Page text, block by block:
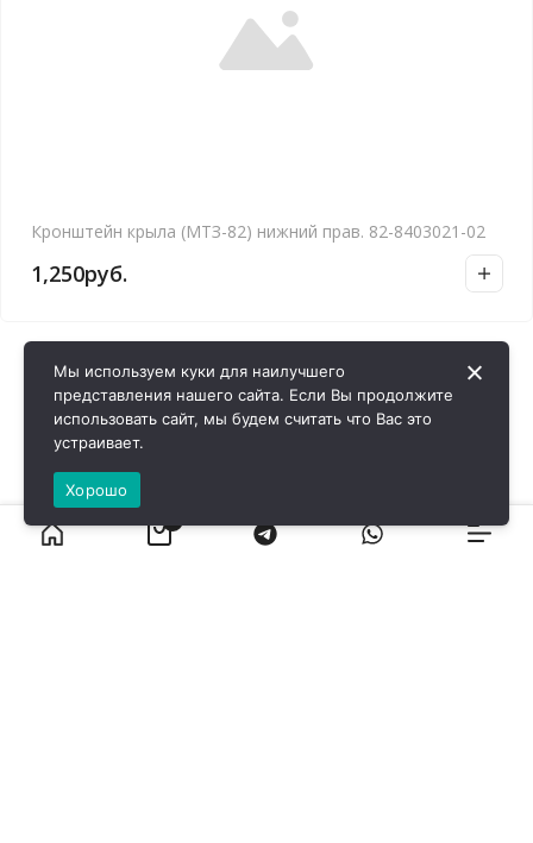
Кронштейн крыла (МТЗ-82) нижний прав. 82-8403021-02
1,250руб.
Мы используем куки для наилучшего
представления нашего сайта. Если Вы продолжите
использовать сайт, мы будем считать что Вас это
устраивает.
Хорошо